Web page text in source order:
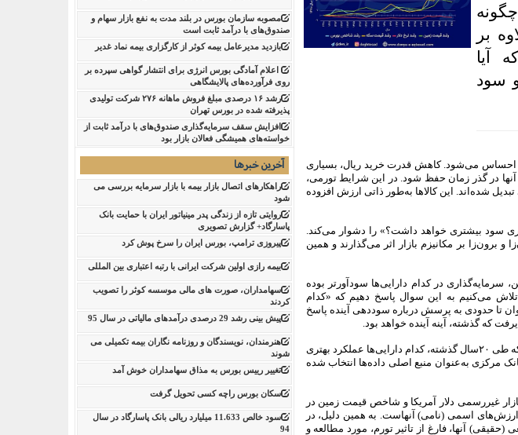
مصوبه سازمان بورس در بلند مدت به نفع بازار سهام و
صندوق‌های با درآمد ثابت است
بازدید مدیرعامل بیمه کوثر از کارگزاری بیمه نماد غدیر
اعلام آمادگی بورس انرژی برای انتشار گواهی سپرده بر
روی فرآورده‌های پالایشگاهی ‌
رشد ۱۶ درصدی مبلغ فروش ماهانه ۲۷۶ شرکت تولیدی
پذیرفته شده در بورس تهران
افزایش سقف سرمایه‌گذاری صندوق‌های با درآمد ثابت از
خواسته‌های همیشگی فعالان بازار بود
آخرین خبرها
راهکارهای اتصال بازار بیمه با بازار سرمایه بررسی می
شود
روایتی تازه از زندگی پدر مینیاتور ایران با حمایت بانک
پاسارگاد+ گزارش تصویری
پیروزی ترامپ، بورس ایران را سرخ پوش کرد
بیمه رازی اولین شرکت ایرانی با رتبه اعتباری بین المللی
سهامداران، صورت های مالی موسسه کوثر را تصویب
کردند
پیش بینی رشد 29 درصدی درآمدهای مالیاتی در سال 95
هنرمندان، نویسندگان و روزنامه نگاران بیمه تکمیلی می
شوند
تغییر رییس بورس به مذاق سهامداران خوش آمد
سکان بورس راچه کسی تحویل گرفت
سود خالص 11.633 میلیارد ریالی بانک پاسارگاد در سال
94
بر
آیا
سود
احساس می‌‌شود. کاهش قدرت خرید ریال، بسیاری
آنها در گذر زمان حفظ شود. در این شرایط تورمی،
شده‌اند. این کالاها به‌طور ذاتی ارزش افزوده
سود بیشتری خواهد داشت؟» را دشوار می‌کند.
برون‌‌زا بر مکانیزم بازار اثر می‌گذارند و همین
در کدام دارایی‌‌ها سودآورتر بوده
می‌کنیم به این سوال پاسخ دهیم که «کدام
تا حدودی به پرسش درباره سوددهی آینده پاسخ
که گذشته، آینه آینده خواهد بود.
در این یادداشت، بازدهی دارایی‌هایی نظیر سکه، دلار، ملک و سهام مورد بررسی قرار گرفته است تا تحلیل شود که طی ۲۰سال گذشته، کدام دارایی‌ها عملکرد بهتری
مرکزی به‌عنوان منبع اصلی داده‌ها انتخاب شده
غیررسمی دلار آمریکا و شاخص قیمت زمین در
اسمی (نامی) آنهاست. به همین دلیل، در
آنها، فارغ از تاثیر تورم، مورد مطالعه و